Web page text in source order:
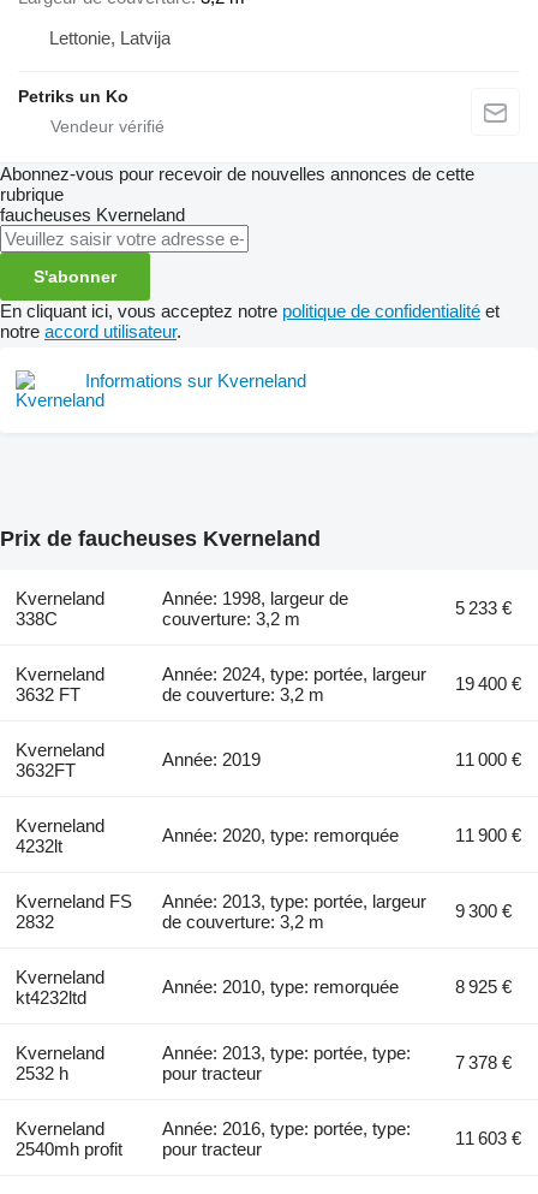
Lettonie, Latvija
Petriks un Ko
Abonnez-vous pour recevoir de nouvelles annonces de cette
rubrique
faucheuses Kverneland
S'abonner
En cliquant ici, vous acceptez notre politique de confidentialité et
notre accord utilisateur.
Informations sur Kverneland
Prix de faucheuses Kverneland
Kverneland
338C
Année: 1998, largeur de
couverture: 3,2 m
5 233 €
Kverneland
3632 FT
Année: 2024, type: portée, largeur
de couverture: 3,2 m
19 400 €
Kverneland
3632FT
Année: 2019 11 000 €
Kverneland
4232lt
Année: 2020, type: remorquée 11 900 €
Kverneland FS
2832
Année: 2013, type: portée, largeur
de couverture: 3,2 m
9 300 €
Kverneland
kt4232ltd
Année: 2010, type: remorquée 8 925 €
Kverneland
2532 h
Année: 2013, type: portée, type:
pour tracteur
7 378 €
Kverneland
2540mh profit
Année: 2016, type: portée, type:
pour tracteur
11 603 €